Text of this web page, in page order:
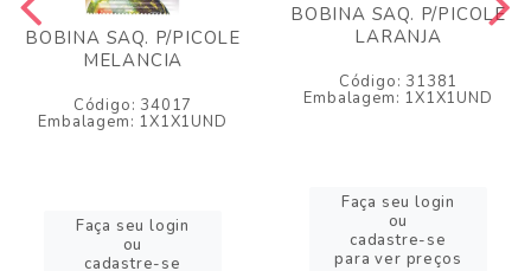
BOBINA SAQ. P/PICOLE
MELANCIA
Código: 34017
Embalagem: 1X1X1UND
Faça seu login
ou
cadastre-se
BOBINA SAQ. P/PICOLE
LARANJA
Código: 31381
Embalagem: 1X1X1UND
Faça seu login
ou
cadastre-se
para ver preços